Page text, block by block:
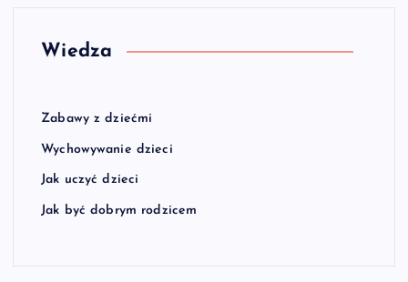
Wiedza
Zabawy z dziećmi
Wychowywanie dzieci
Jak uczyć dzieci
Jak być dobrym rodzicem